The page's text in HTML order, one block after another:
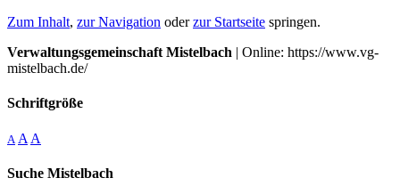
Zum Inhalt, zur Navigation oderzur Startseite springen.
Verwaltungsgemeinschaft Mistelbach | Online: https://www.vg-
mistelbach.de/
Schriftgröße
A A A
Suche Mistelbach